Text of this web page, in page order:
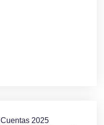
Cuentas 2025